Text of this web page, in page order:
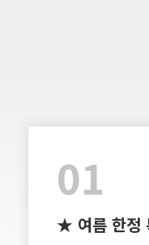
01
★ 여름 한정